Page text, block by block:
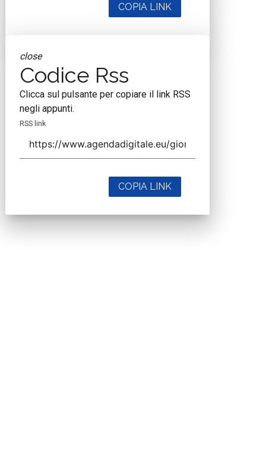
COPIA LINK
close
Codice Rss
Clicca sul pulsante per copiare il link RSS
negli appunti.
RSS link
COPIA LINK